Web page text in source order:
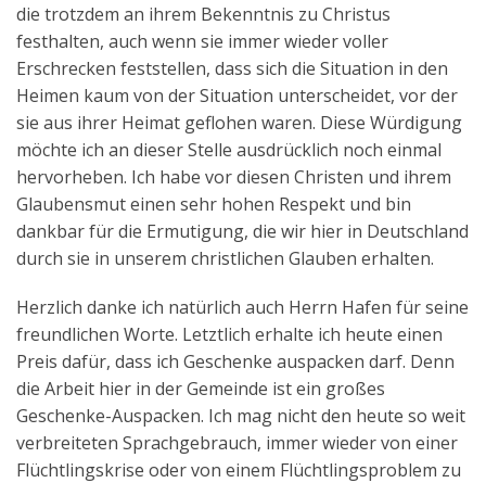
die trotzdem an ihrem Bekenntnis zu Christus
festhalten, auch wenn sie immer wieder voller
Erschrecken feststellen, dass sich die Situation in den
Heimen kaum von der Situation unterscheidet, vor der
sie aus ihrer Heimat geflohen waren. Diese Würdigung
möchte ich an dieser Stelle ausdrücklich noch einmal
hervorheben. Ich habe vor diesen Christen und ihrem
Glaubensmut einen sehr hohen Respekt und bin
dankbar für die Ermutigung, die wir hier in Deutschland
durch sie in unserem christlichen Glauben erhalten.
Herzlich danke ich natürlich auch Herrn Hafen für seine
freundlichen Worte. Letztlich erhalte ich heute einen
Preis dafür, dass ich Geschenke auspacken darf. Denn
die Arbeit hier in der Gemeinde ist ein großes
Geschenke-Auspacken. Ich mag nicht den heute so weit
verbreiteten Sprachgebrauch, immer wieder von einer
Flüchtlingskrise oder von einem Flüchtlingsproblem zu